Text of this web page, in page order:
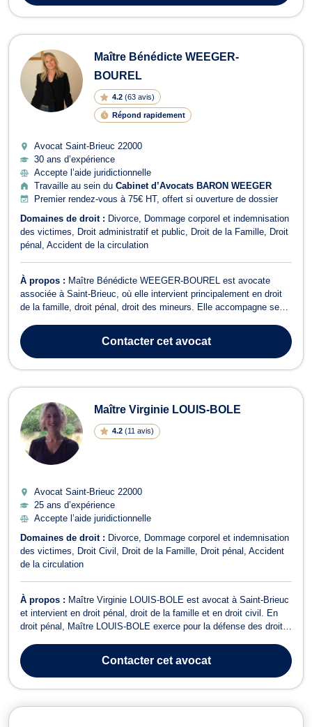
Maître Bénédicte WEEGER-
BOUREL
4.2 (63 avis)
Répond rapidement
Avocat Saint-Brieuc 22000
30 ans d’expérience
Accepte l’aide juridictionnelle
Travaille au sein du Cabinet d’Avocats BARON WEEGER
Premier rendez-vous à 75€ HT, offert si ouverture de dossier
Domaines de droit : Divorce
Dommage corporel et indemnisation
des victimes
Droit administratif et public Droit de la Famille
Droit
pénal Accident de la circulation
À propos : Maître Bénédicte WEEGER-BOUREL est avocate
associée à Saint-Brieuc, où elle intervient principalement en droit
de la famille, droit pénal, droit des mineurs. Elle accompagne ses
en matière de divorce, de séparation, de pension alimentaire,
d’autorité parental...
Contactercet avocat
Maître Virginie LOUIS-BOLE
4.2 (11 avis)
Avocat Saint-Brieuc 22000
25 ans d’expérience
Accepte l’aide juridictionnelle
Domaines de droit : Divorce
Dommage corporel et indemnisation
des victimes
Droit Civil Droit de la Famille Droit pénal Accident
de la circulation
À propos : Maître Virginie LOUIS-BOLE est avocat à Saint-Brieuc
et intervient en droit pénal, droit de la famille et en droit civil. En
droit pénal, Maître LOUIS-BOLE exerce pour la défense des droits
plainte, en cas de comparution immédiate dans les affaires
criminelles ou co...
Contactercet avocat